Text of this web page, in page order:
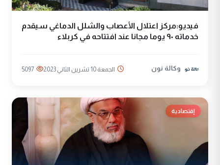
فيديو:مركز اعتلال الأعصاب والشلل الدماغي سيقدم
خدماته ٩٠ يوما مجانا عند افتتاحه في كربلاء
وكالة نون الجمعة 10 تشرين الثاني 2023 5097
إقتصادية